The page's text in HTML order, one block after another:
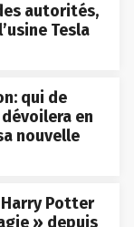
autorités,
Tesla
qui de
en
nouvelle
Potter
» depuis